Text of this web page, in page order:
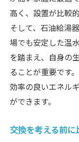
給湯器の
初期不良
目
メンテナ
定期的
保証期間
セルフ給湯器
高く、設置が比較
そして、石油給湯
場でも安定した温
を踏まえ、自身の
ることが重要です
効率の良いエネル
ができます。
交換を考える前に